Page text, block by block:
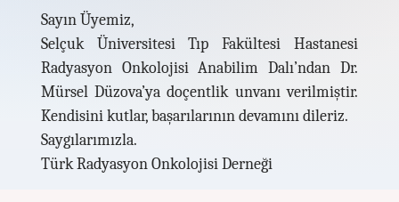
Sayın Üyemiz,
Selçuk Üniversitesi Tıp Fakültesi Hastanesi
Radyasyon Onkolojisi Anabilim Dalı’ndan Dr.
Mürsel Düzova’ya doçentlik unvanı verilmiştir.
Kendisini kutlar, başarılarının devamını dileriz.
Saygılarımızla.
Türk Radyasyon Onkolojisi Derneği